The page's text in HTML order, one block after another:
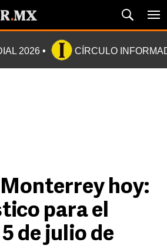
2026 CÍRCULO
hoy:
para el
de julio de